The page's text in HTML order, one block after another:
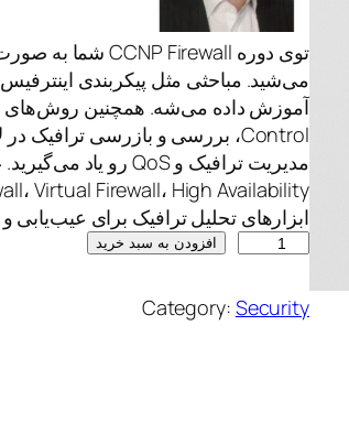
ابزارهای تحلیل ترافیک برای
N
P
افزودن به سبد خرید
Category: Security